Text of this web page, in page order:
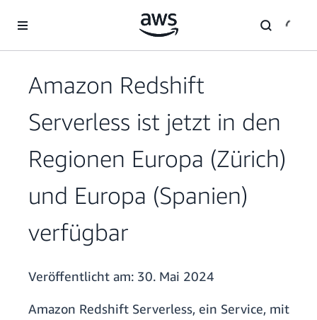
Überspringen zum Hauptinhalt
Amazon Redshift
Serverless ist jetzt in den
Regionen Europa (Zürich)
und Europa (Spanien)
verfügbar
Veröffentlicht am: 30. Mai 2024
Amazon Redshift Serverless, ein Service, mit